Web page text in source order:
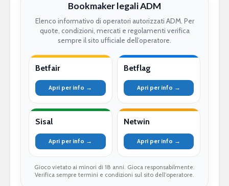
Bookmaker legali ADM
Elenco informativo di operatori autorizzati ADM. Per
quote, condizioni, mercati e regolamenti verifica
sempre il sito ufficiale dell’operatore.
Betfair
Apri per info →
Betflag
Apri per info →
Sisal
Apri per info →
Netwin
Apri per info →
Gioco vietato ai minori di 18 anni. Gioca responsabilmente.
Verifica sempre termini e condizioni sul sito dell’operatore.